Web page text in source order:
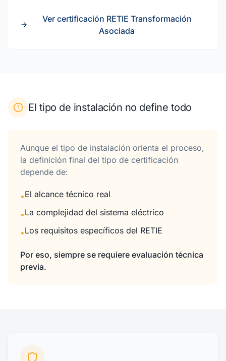
Ver certificación RETIE Transformación
Asociada
El tipo de instalación no define todo
Aunque el tipo de instalación orienta el proceso,
la definición final del tipo de certificación
depende de:
•El alcance técnico real
•La complejidad del sistema eléctrico
•Los requisitos específicos del RETIE
Por eso, siempre se requiere evaluación técnica
previa.